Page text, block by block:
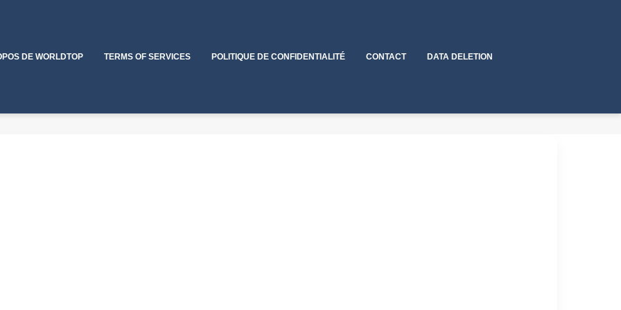
DE WORLDTOP TERMS OF SERVICES POLITIQUE DE CONFIDENTIALITÉ CONTACT DATA DELETION